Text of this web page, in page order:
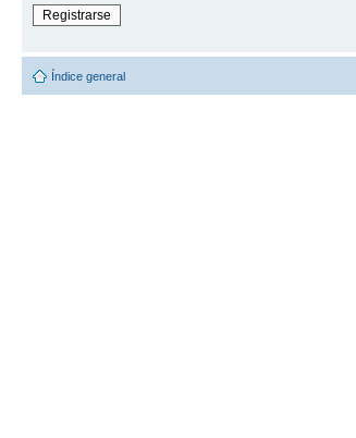
Registrarse
Índice general